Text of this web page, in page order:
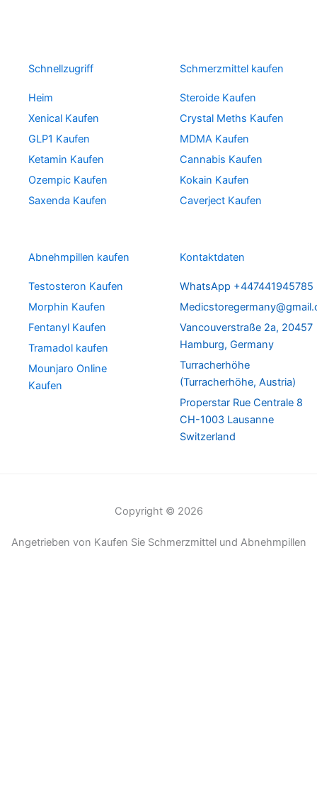
Schnellzugriff
Heim
Xenical Kaufen
GLP1 Kaufen
Ketamin Kaufen
Ozempic Kaufen
Saxenda Kaufen
Schmerzmittel kaufen
Steroide Kaufen
Crystal Meths Kaufen
MDMA Kaufen
Cannabis Kaufen
Kokain Kaufen
Caverject Kaufen
Abnehmpillen kaufen
Testosteron Kaufen
Morphin Kaufen
Fentanyl Kaufen
Tramadol kaufen
Mounjaro Online
Kaufen
Kontaktdaten
WhatsApp +447441945785
Vancouverstraße 2a, 20457
Hamburg, Germany
Turracherhöhe
(Turracherhöhe, Austria)
Properstar Rue Centrale 8
CH-1003 Lausanne
Switzerland
Copyright © 2026
Angetrieben von Kaufen Sie Schmerzmittel und Abnehmpillen